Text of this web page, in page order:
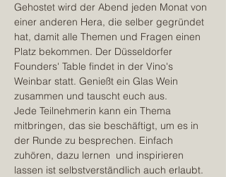
Gehostet wird der Abend jeden Monat von
einer anderen Hera, die selber gegründet
hat, damit alle Themen und Fragen einen
Platz bekommen. Der Düsseldorfer
Founders' Table findet in der Vino's
Weinbar statt. Genießt ein Glas Wein
zusammen und tauscht euch aus.
Jede Teilnehmerin kann ein Thema
mitbringen, das sie beschäftigt, um es in
der Runde zu besprechen. Einfach
zuhören, dazu lernen  und inspirieren
lassen ist selbstverständlich auch erlaubt.